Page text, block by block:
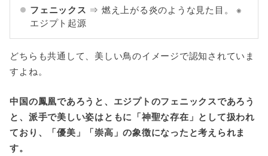
フェニックス ⇒ 燃え上がる炎のような見た目。 ※
エジプト起源
どちらも共通して、美しい鳥のイメージで認知されていま
すよね。
中国の鳳凰であろうと、エジプトのフェニックスであろう
と、派手で美しい姿はともに「神聖な存在」として扱われ
ており、「優美」「崇高」の象徴になったと考えられま
す。